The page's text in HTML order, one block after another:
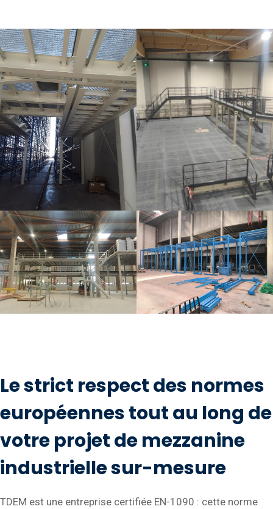
Le strict respect des normes
européennes tout au long de
votre projet de mezzanine
industrielle sur-mesure
TDEM est une entreprise certifiée EN-1090 : cette norme